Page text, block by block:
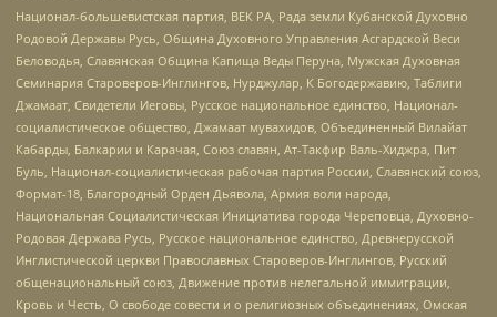
Национал-большевистская партия, ВЕК РА, Рада земли Кубанской Духовно
Родовой Державы Русь, Община Духовного Управления Асгардской Веси
Беловодья, Славянская Община Капища Веды Перуна, Мужская Духовная
Семинария Староверов-Инглингов, Нурджулар, К Богодержавию, Таблиги
Джамаат, Свидетели Иеговы, Русское национальное единство, Национал-
социалистическое общество, Джамаат мувахидов, Объединенный Вилайат
Кабарды, Балкарии и Карачая, Союз славян, Ат-Такфир Валь-Хиджра, Пит
Буль, Национал-социалистическая рабочая партия России, Славянский союз,
Формат-18, Благородный Орден Дьявола, Армия воли народа,
Национальная Социалистическая Инициатива города Череповца, Духовно-
Родовая Держава Русь, Русское национальное единство, Древнерусской
Инглистической церкви Православных Староверов-Инглингов, Русский
общенациональный союз, Движение против нелегальной иммиграции,
Кровь и Честь, О свободе совести и о религиозных объединениях, Омская